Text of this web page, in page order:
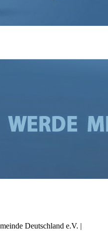
Deutschland e.V. |